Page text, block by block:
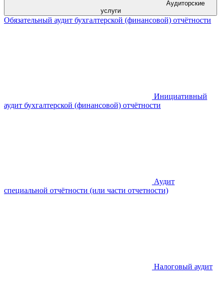
услуги
Обязательный аудит бухгалтерской (финансовой) отчётности
Инициативный
аудит бухгалтерской (финансовой) отчётности
Аудит
специальной отчётности (или части отчетности)
Налоговый аудит